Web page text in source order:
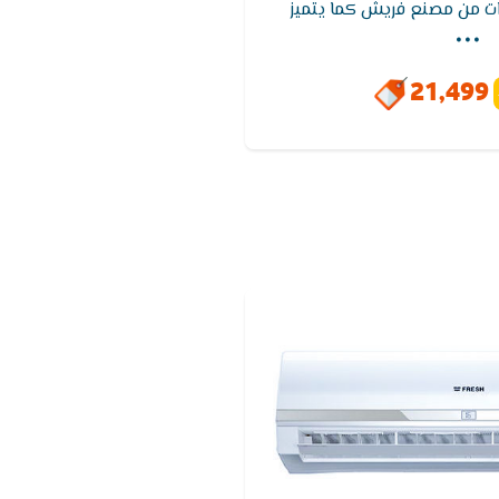
بضمان 5 سنوات من مصنع فريش كما يتميز
لدرجة الحراره المطلوبه
والاساليب المتطوره كما
...
21,499